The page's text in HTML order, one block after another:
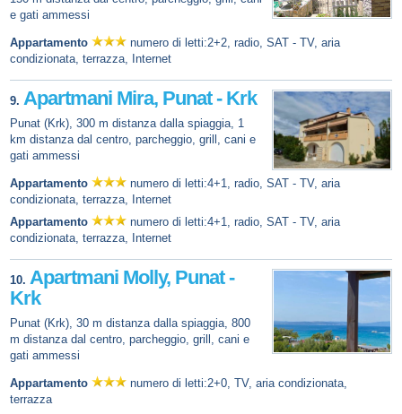
e gati ammessi
Appartamento
numero di letti:2+2, radio, SAT - TV, aria
condizionata, terrazza, Internet
9. Apartmani Mira, Punat - Krk
Punat (Krk), 300 m distanza dalla spiaggia, 1
km distanza dal centro, parcheggio, grill, cani e
gati ammessi
Appartamento
numero di letti:4+1, radio, SAT - TV, aria
condizionata, terrazza, Internet
Appartamento
numero di letti:4+1, radio, SAT - TV, aria
condizionata, terrazza, Internet
10. Apartmani Molly, Punat -
Krk
Punat (Krk), 30 m distanza dalla spiaggia, 800
m distanza dal centro, parcheggio, grill, cani e
gati ammessi
Appartamento
numero di letti:2+0, TV, aria condizionata,
terrazza